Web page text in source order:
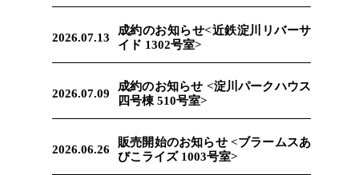
2026.07.13
成約のお知らせ<近鉄淀川リバーサ
イド 1302号室>
2026.07.09
成約のお知らせ <淀川パークハウス
四号棟 510号室>
2026.06.26
販売開始のお知らせ <ブラームスあ
びこライズ 1003号室>